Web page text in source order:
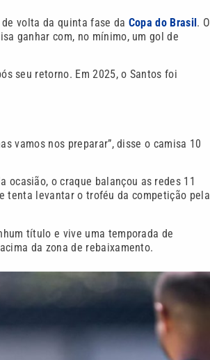
volta da quinta fase da Copa do Brasil. O
ganhar com, no mínimo, um gol de
seu retorno. Em 2025, o Santos foi
vamos nos preparar”, disse o camisa 10
ocasião, o craque balançou as redes 11
tenta levantar o troféu da competição pela
título e vive uma temporada de
da zona de rebaixamento.